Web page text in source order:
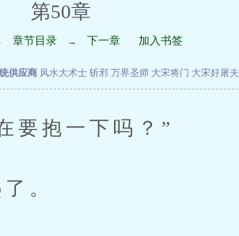
第50章
章节目录 → 下一章 加入书签
供应商 风水大术士 斩邪 万界圣师 大宋将门 大宋好屠夫
抱一下吗？”
。